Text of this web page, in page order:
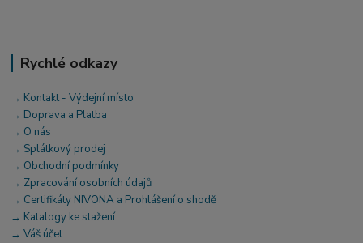
Rychlé odkazy
→ Kontakt - Výdejní místo
→ Doprava a Platba
→ O nás
→ Splátkový prodej
→ Obchodní podmínky
→ Zpracování osobních údajů
→ Certifikáty NIVONA a Prohlášení o shodě
→ Katalogy ke stažení
→ Váš účet